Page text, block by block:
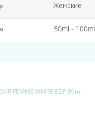
Женские
50ml - 100ml
FEMME WHITE EDP 90ml